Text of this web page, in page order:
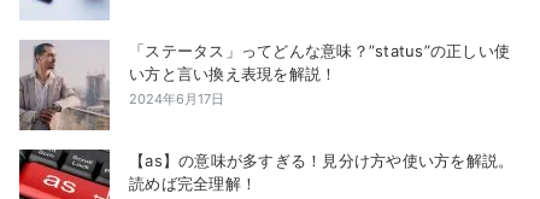
「ステータス」ってどんな意味？”status”の正しい使
い方と言い換え表現を解説！
2024年6月17日
【as】の意味が多すぎる！見分け方や使い方を解説。
読めば完全理解！